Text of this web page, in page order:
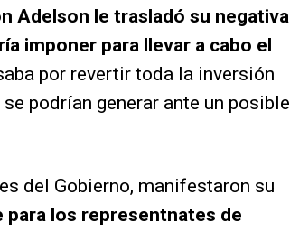
Adelson le trasladó su negativa
imponer para llevar a cabo el
por revertir toda la inversión
podrían generar ante un posible
del Gobierno, manifestaron su
para los representnates de